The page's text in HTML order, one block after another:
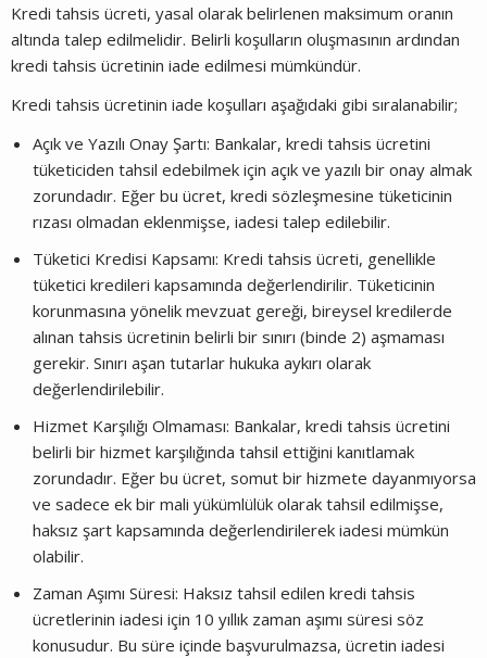
Kredi tahsis ücreti, yasal olarak belirlenen maksimum oranın
altında talep edilmelidir. Belirli koşulların oluşmasının ardından
kredi tahsis ücretinin iade edilmesi mümkündür.
Kredi tahsis ücretinin iade koşulları aşağıdaki gibi sıralanabilir;
Açık ve Yazılı Onay Şartı: Bankalar, kredi tahsis ücretini
tüketiciden tahsil edebilmek için açık ve yazılı bir onay almak
zorundadır. Eğer bu ücret, kredi sözleşmesine tüketicinin
rızası olmadan eklenmişse, iadesi talep edilebilir.
Tüketici Kredisi Kapsamı: Kredi tahsis ücreti, genellikle
tüketici kredileri kapsamında değerlendirilir. Tüketicinin
korunmasına yönelik mevzuat gereği, bireysel kredilerde
alınan tahsis ücretinin belirli bir sınırı (binde 2) aşmaması
gerekir. Sınırı aşan tutarlar hukuka aykırı olarak
değerlendirilebilir.
Hizmet Karşılığı Olmaması: Bankalar, kredi tahsis ücretini
belirli bir hizmet karşılığında tahsil ettiğini kanıtlamak
zorundadır. Eğer bu ücret, somut bir hizmete dayanmıyorsa
ve sadece ek bir mali yükümlülük olarak tahsil edilmişse,
haksız şart kapsamında değerlendirilerek iadesi mümkün
olabilir.
Zaman Aşımı Süresi: Haksız tahsil edilen kredi tahsis
ücretlerinin iadesi için 10 yıllık zaman aşımı süresi söz
konusudur. Bu süre içinde başvurulmazsa, ücretin iadesi